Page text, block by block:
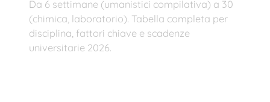
Da 6 settimane (umanistici compilativa) a 30
(chimica, laboratorio). Tabella completa per
disciplina, fattori chiave e scadenze
universitarie 2026.